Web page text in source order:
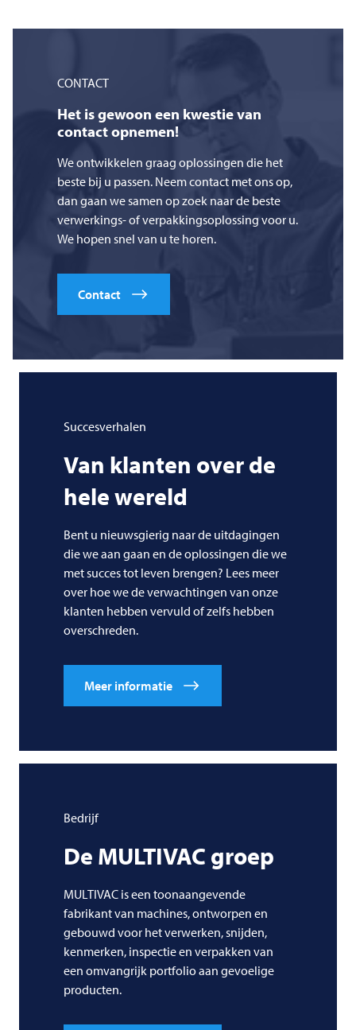
CONTACT
Het is gewoon een kwestie van
contact opnemen!
We ontwikkelen graag oplossingen die het
beste bij u passen. Neem contact met ons op,
dan gaan we samen op zoek naar de beste
verwerkings- of verpakkingsoplossing voor u.
We hopen snel van u te horen.
Contact
Succesverhalen
Van klanten over de
hele wereld
Bent u nieuwsgierig naar de uitdagingen
die we aan gaan en de oplossingen die we
met succes tot leven brengen? Lees meer
over hoe we de verwachtingen van onze
klanten hebben vervuld of zelfs hebben
overschreden.
Meer informatie
Bedrijf
De MULTIVAC groep
MULTIVAC is een toonaangevende
fabrikant van machines, ontworpen en
gebouwd voor het verwerken, snijden,
kenmerken, inspectie en verpakken van
een omvangrijk portfolio aan gevoelige
producten.